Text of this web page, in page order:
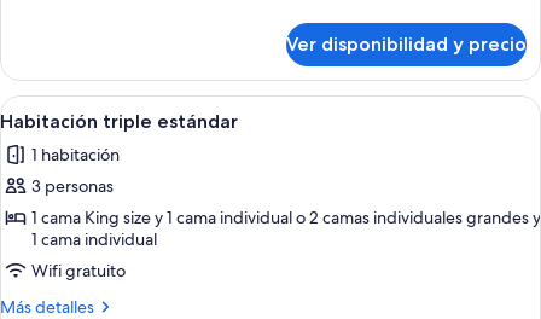
doble
estándar
Ver disponibilidad y precio
Ver
todas
las
fotos
de
Habitación
triple
estándar
Habitación de hotel moderna con
5
Habitación triple estándar
1 habitación
3 personas
1 cama King size y 1 cama individual o 2 camas individuales grandes y
1 cama individual
Wifi gratuito
Más detalles
Más